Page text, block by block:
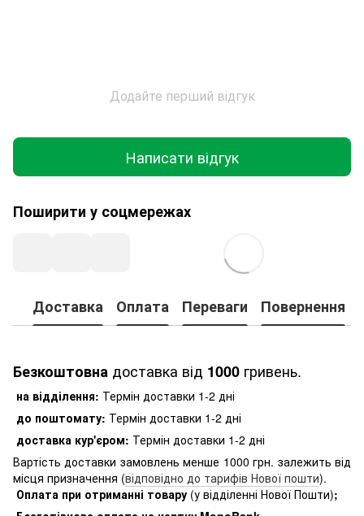
Додайте перший відгук
Написати відгук
Поширити у соцмережах
Доставка Оплата Переваги Повернення
Безкоштовна доставка від 1000 гривень.
на відділення: Термін доставки 1-2 дні
до поштомату: Термін доставки 1-2 дні
доставка кур'єром: Термін доставки 1-2 дні
Вартість доставки замовлень менше 1000 грн. залежить від
місця призначення (відповідно до тарифів Нової пошти).
Оплата при отриманні товару (у відділенні Нової Пошти);